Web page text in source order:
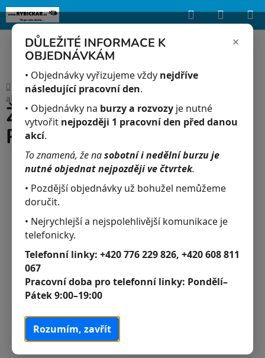
×
DŮLEŽITÉ INFORMACE K
OBJEDNÁVKÁM
• Objednávky vyřizujeme vždy nejdříve
následující pracovní den.
• Objednávky na burzy a rozvozy je nutné
vytvořit nejpozději 1 pracovní den před danou
akcí.
To znamená, že nasobotní i nedělní burzu je
nutné objednat nejpozději ve čtvrtek.
• Pozdější objednávky už bohužel nemůžeme
doručit.
• Nejrychlejší a nejspolehlivější komunikace je
telefonicky.
Telefonní linky: +420 776 229 826, +420 608 811
067
Pracovní doba pro telefonní linky: Pondělí–
Pátek 9:00–19:00
Rozumím, zavřít
Upozorňujeme, že uvedená skladová dostupnost je orientační a může se
lišit podle aktuálních objednávek a prodeje v reálném čase.
obsah
Hledat
KOŠÍK
DomůAkvaristika / Žebrovník Waltův albín - Pleurodeles waltl
abino
Žebrovník Waltův albín -
Pleurodeles waltl abino